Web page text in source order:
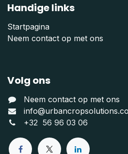
Handige links
Startpagina
Neem contact op met ons
Volg ons
Neem contact op met ons
+32 56 96 03 06